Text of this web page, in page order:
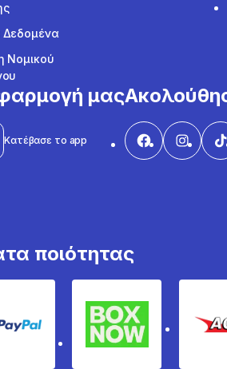
Νομικού
μας
Κατέβασε το app
ποιότητας
PayPal Box Now